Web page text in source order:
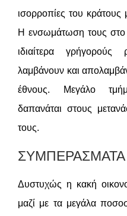
ισορροπίες του
Η ενσωμάτωση τους στο
ιδιαίτερα
λαμβάνουν και
έθνους. Μεγάλο
δαπανάται στους
τους.
ΣΥΜΠΕΡΑΣΜΑΤΑ
Δυστυχώς η κακή
μαζί με τα μεγάλα